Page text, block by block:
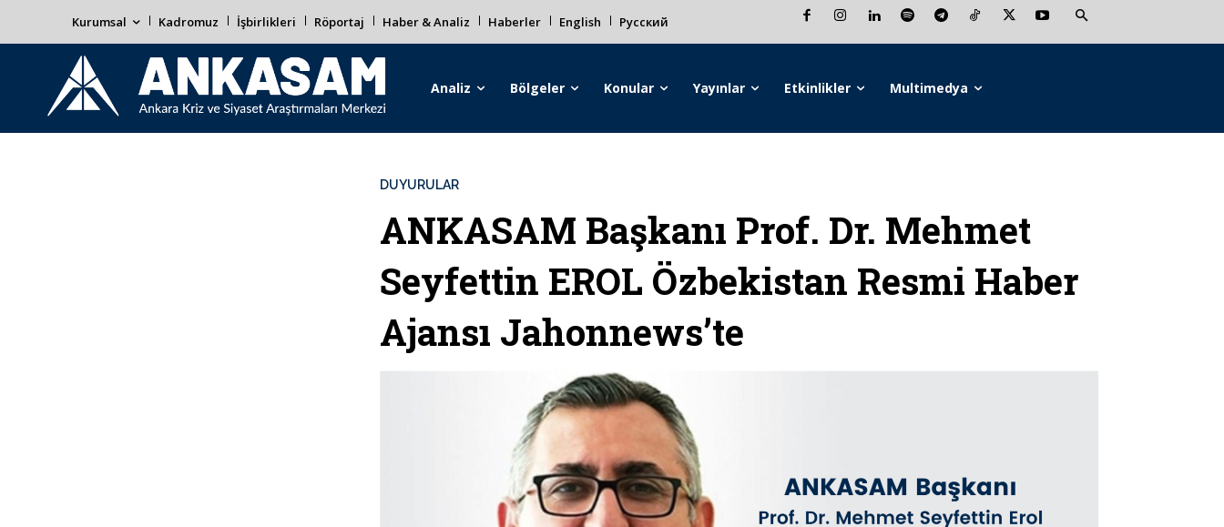
Kurumsal Kadromuz İşbirlikleri Röportaj Haber & Analiz Haberler English Русский
Analiz Bölgeler Konular Yayınlar Etkinlikler Multimedya
DUYURULAR
ANKASAM Başkanı Prof. Dr. Mehmet
Seyfettin EROL Özbekistan Resmi Haber
Ajansı Jahonnews’te